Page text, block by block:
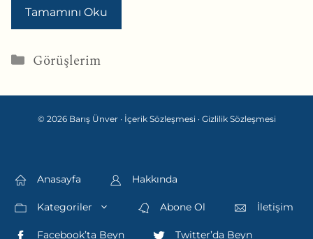
Tamamını Oku
Kategoriler
Görüşlerim
© 2026 Barış Ünver · İçerik Sözleşmesi · Gizlilik Sözleşmesi
Anasayfa Hakkında
Kategoriler Abone Ol İletişim
Facebook’ta Beyn Twitter’da Beyn